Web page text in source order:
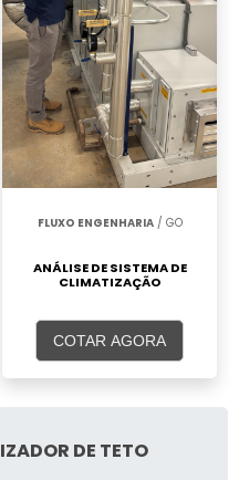
FLUXO ENGENHARIA/ GO
ANÁLISE DE SISTEMA DE
CLIMATIZAÇÃO
COTAR AGORA
DE TETO